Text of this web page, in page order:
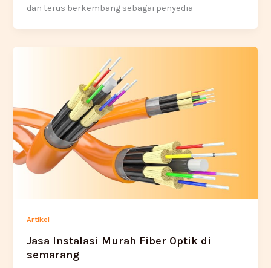
dan terus berkembang sebagai penyedia
Artikel
Jasa Instalasi Murah Fiber Optik di
semarang